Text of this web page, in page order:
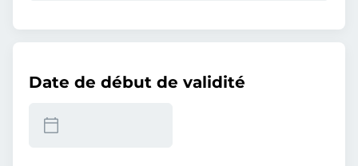
Date de début de validité